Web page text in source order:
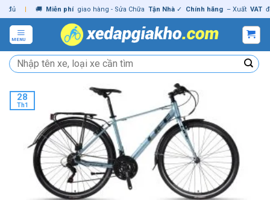
Skip
to
content
| 🚚 Miễn phí giao hàng - Sửa Chữa Tận Nhà ✓ Chính hãng – Xuất VAT đầy
MENU
Tìm
kiếm:
28
Th1